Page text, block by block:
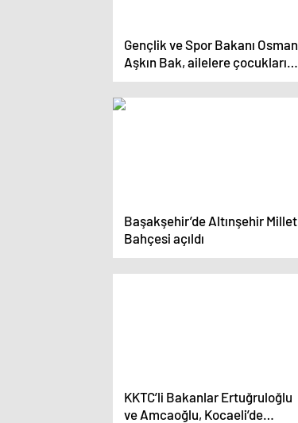
Gençlik ve Spor Bakanı Osman
Aşkın Bak, ailelere çocuklarını
spora teşvik etmeleri
çağrısında bulundu
Başakşehir’de Altınşehir Millet
Bahçesi açıldı
KKTC’li Bakanlar Ertuğruloğlu
ve Amcaoğlu, Kocaeli’de